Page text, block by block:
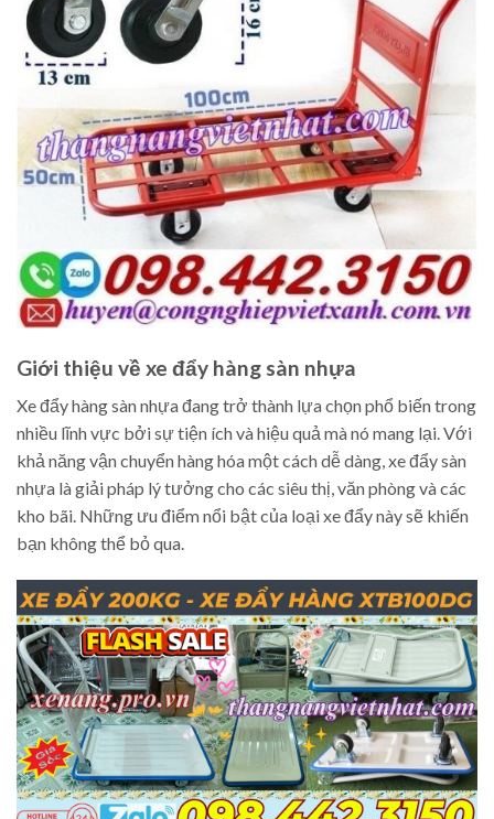
Giới thiệu về xe đẩy hàng sàn nhựa
Xe đẩy hàng sàn nhựa đang trở thành lựa chọn phổ biến trong
nhiều lĩnh vực bởi sự tiện ích và hiệu quả mà nó mang lại. Với
khả năng vận chuyển hàng hóa một cách dễ dàng, xe đẩy sàn
nhựa là giải pháp lý tưởng cho các siêu thị, văn phòng và các
kho bãi. Những ưu điểm nổi bật của loại xe đẩy này sẽ khiến
bạn không thể bỏ qua.